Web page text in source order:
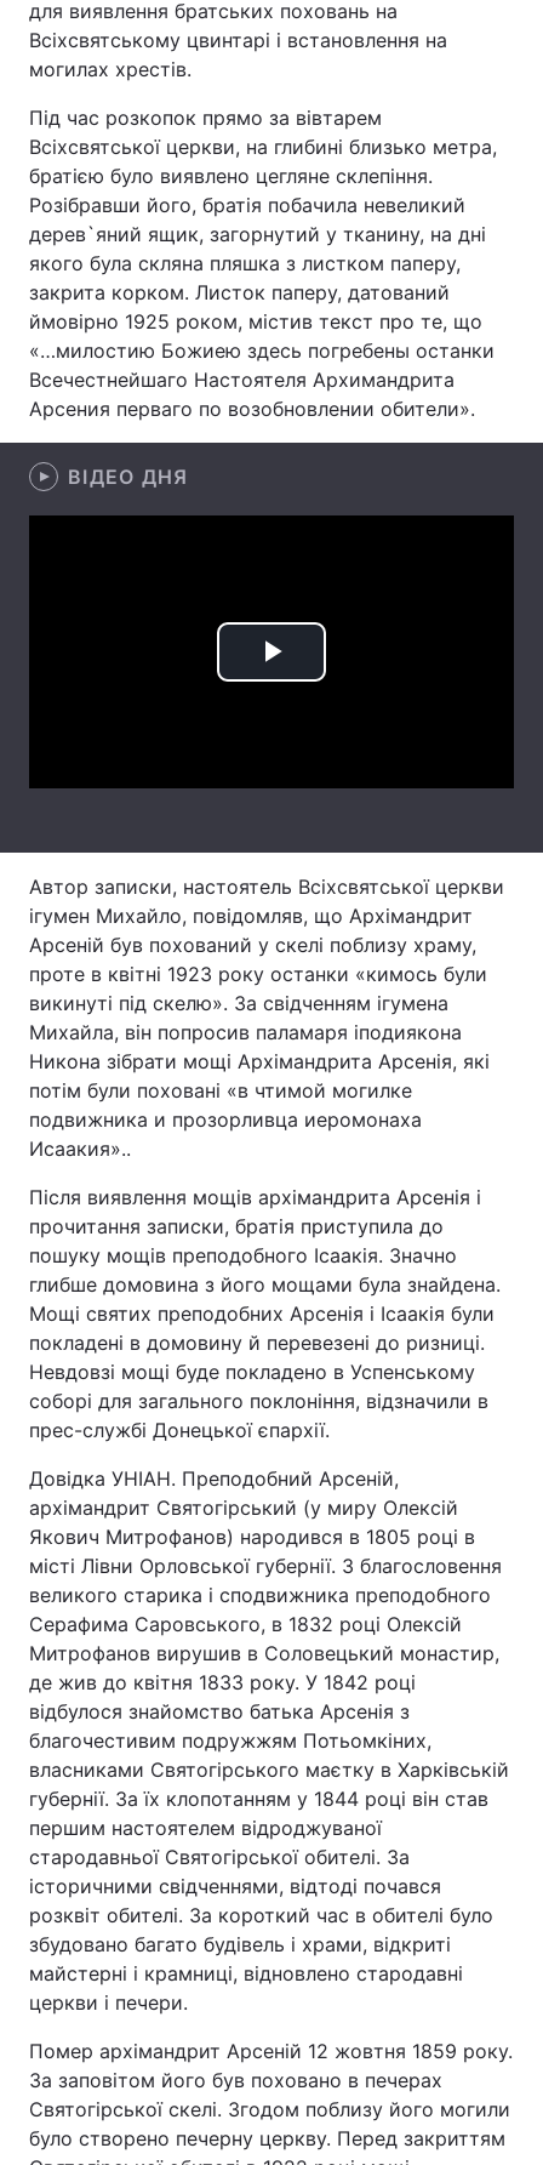
Україна Політика
Економіка Світ
Спорт Наука
Техно і зв'язок Лайт
Зброя Інциденти
Здоров'я Туризм
Цікавинки
Екологія Регіони
Тема оформлення
для виявлення братських поховань на
Всіхсвятському цвинтарі і встановлення на
могилах хрестів.
Під час розкопок прямо за вівтарем
Всіхсвятської церкви, на глибині близько метра,
братією було виявлено цегляне склепіння.
Розібравши його, братія побачила невеликий
дерев`яний ящик, загорнутий у тканину, на дні
якого була скляна пляшка з листком паперу,
закрита корком. Листок паперу, датований
ймовірно 1925 роком, містив текст про те, що
«…милостию Божиею здесь погребены останки
Всечестнейшаго Настоятеля Архимандрита
Арсения перваго по возобновлении обители».
ВІДЕО ДНЯ
Play
Автор записки, настоятель Всіхсвятської церкви
ігумен Михайло, повідомляв, що Архімандрит
Арсеній був похований у скелі поблизу храму,
проте в квітні 1923 року останки «кимось були
викинуті під скелю». За свідченням ігумена
Михайла, він попросив паламаря іподиякона
Никона зібрати мощі Архімандрита Арсенія, які
потім були поховані «в чтимой могилке
подвижника и прозорливца иеромонаха
Исаакия»..
Після виявлення мощів архімандрита Арсенія і
прочитання записки, братія приступила до
пошуку мощів преподобного Ісаакія. Значно
глибше домовина з його мощами була знайдена.
Мощі святих преподобних Арсенія і Ісаакія були
покладені в домовину й перевезені до ризниці.
Невдовзі мощі буде покладено в Успенському
соборі для загального поклоніння, відзначили в
прес-службі Донецької єпархії.
Довідка УНІАН. Преподобний Арсеній,
архімандрит Святогірський (у миру Олексій
Якович Митрофанов) народився в 1805 році в
місті Лівни Орловської губернії. З благословення
великого старика і сподвижника преподобного
Серафима Саровського, в 1832 році Олексій
Митрофанов вирушив в Соловецький монастир,
де жив до квітня 1833 року. У 1842 році
відбулося знайомство батька Арсенія з
благочестивим подружжям Потьомкіних,
власниками Святогірського маєтку в Харківській
губернії. За їх клопотанням у 1844 році він став
першим настоятелем відроджуваної
стародавньої Святогірської обителі. За
історичними свідченнями, відтоді почався
розквіт обителі. За короткий час в обителі було
збудовано багато будівель і храми, відкриті
майстерні і крамниці, відновлено стародавні
церкви і печери.
Помер архімандрит Арсеній 12 жовтня 1859 року.
За заповітом його був поховано в печерах
Святогірської скелі. Згодом поблизу його могили
було створено печерну церкву. Перед закриттям